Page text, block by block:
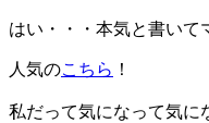
はい・・・本気と書いて
人気のこちら ！
私だって気になって気に